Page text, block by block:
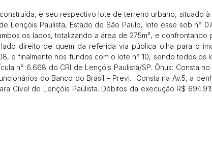
e seu respectivo lote de terreno urbano, situado à
Lençóis Paulista, Estado de São Paulo, lote esse sob n°
os lados, totalizando a área de 275m², e confrontando
direito de quem da referida via pública olha para o
e finalmente nos fundos com o lote n° 10, sendo todos os
n° 6.668 do CRI de Lençóis Paulista/SP. Ônus: Consta no
do Banco do Brasil – Previ. Consta na Av.5, a
Cível de Lençóis Paulista. Débitos da execução R$
14/04/2025 18:43:11
14/04/2025 18:43:11